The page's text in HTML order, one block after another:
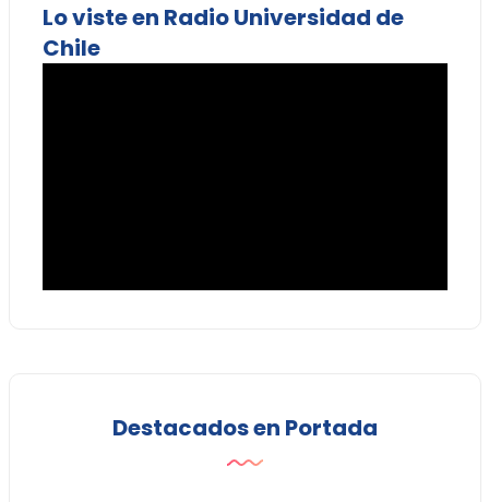
Lo viste en Radio Universidad de
Chile
Destacados en Portada